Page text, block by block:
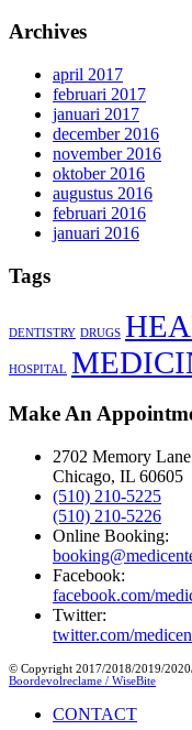
Archives
april 2017
februari 2017
januari 2017
december 2016
november 2016
oktober 2016
augustus 2016
februari 2016
januari 2016
Tags
DENTISTRY DRUGS
HOSPITAL
Make An
2702 Memory Lane
Chicago, IL 60605
(510) 210-5225
(510) 210-5226
Online Booking:
Facebook:
facebook.com/
Twitter:
twitter.com/
© Copyright 2017/2018/2019/
Boordevolreclame / WiseBite
CONTACT